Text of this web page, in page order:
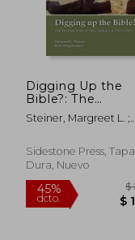
Digging Up the
Bible?: The
Excavations at Tell
Deir Alla, Jordan
Inglés)
Steiner, Margreet L. ;
Sidestone Press, Tapa
Dura, Nuevo